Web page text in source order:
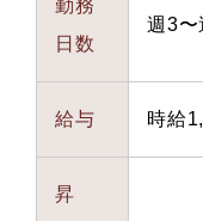
勤務
日数
週3〜
給与 時給
昇